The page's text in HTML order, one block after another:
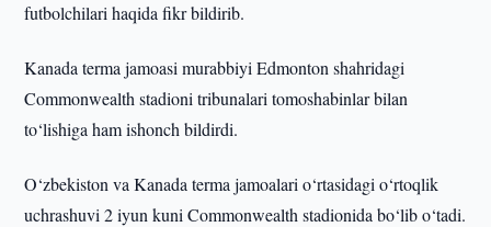
futbolchilari haqida fikr bildirib.
Kanada terma jamoasi murabbiyi Edmonton shahridagi
Commonwealth stadioni tribunalari tomoshabinlar bilan
to‘lishiga ham ishonch bildirdi.
O‘zbekiston va Kanada terma jamoalari o‘rtasidagi o‘rtoqlik
uchrashuvi 2 iyun kuni Commonwealth stadionida bo‘lib o‘tadi.